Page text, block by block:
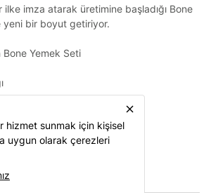
imza atarak üretimine başladığı Bone
yeni bir boyut getiriyor.
Yemek Seti
close
hizmet sunmak için kişisel
uygun olarak çerezleri